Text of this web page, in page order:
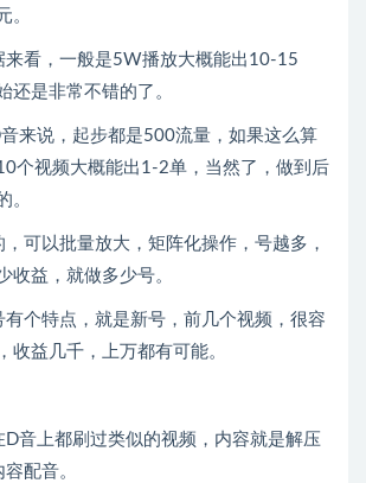
。
来看，一般是5W播放大概能出10-15
还是非常不错的了。
来说，起步都是500流量，如果这么算
个视频大概能出1-2单，当然了，做到后
。
可以批量放大，矩阵化操作，号越多，
收益，就做多少号。
有个特点，就是新号，前几个视频，很容
收益几千，上万都有可能。
D音上都刷过类似的视频，内容就是解压
配音。